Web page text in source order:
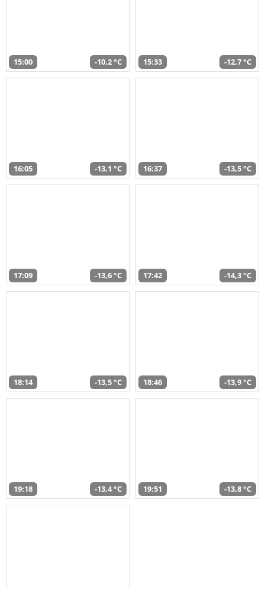
15:00 -10,2 °C 15:33 -12,7 °C
16:05 -13,1 °C 16:37 -13,5 °C
17:09 -13,6 °C 17:42 -14,3 °C
18:14 -13,5 °C 18:46 -13,9 °C
19:18 -13,4 °C 19:51 -13,8 °C